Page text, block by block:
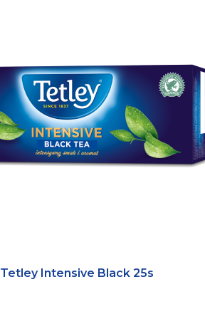
Tetley Intensive Black 25s